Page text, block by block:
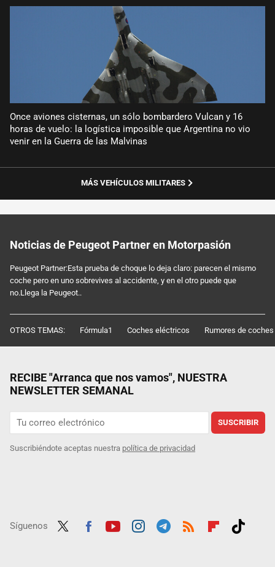
Once aviones cisternas, un sólo bombardero Vulcan y 16
horas de vuelo: la logística imposible que Argentina no vio
venir en la Guerra de las Malvinas
MÁS VEHÍCULOS MILITARES
Noticias de Peugeot Partner en Motorpasión
Peugeot Partner:Esta prueba de choque lo deja claro: parecen el mismo
coche pero en uno sobrevives al accidente, y en el otro puede que
no.Llega la Peugeot..
OTROS TEMAS: Fórmula1 Coches eléctricos Rumores de coches
RECIBE "Arranca que nos vamos", NUESTRA
NEWSLETTER SEMANAL
SUSCRIBIR
Suscribiéndote aceptas nuestra política de privacidad
Síguenos